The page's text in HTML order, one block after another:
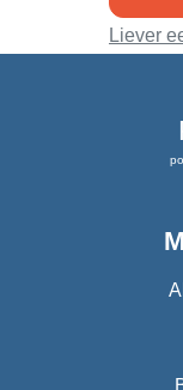
Liever